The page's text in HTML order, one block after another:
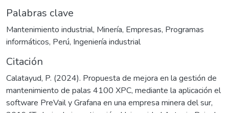
Palabras clave
Mantenimiento industrial, Minería, Empresas, Programas
informáticos, Perú, Ingeniería industrial
Citación
Calatayud, P. (2024). Propuesta de mejora en la gestión de
mantenimiento de palas 4100 XPC, mediante la aplicación el
software PreVail y Grafana en una empresa minera del sur,